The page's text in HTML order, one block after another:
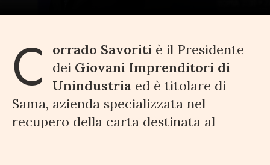
C orrado Savoriti è il Presidente
dei Giovani Imprenditori di
Unindustria ed è titolare di
Sama, azienda specializzata nel
recupero della carta destinata al